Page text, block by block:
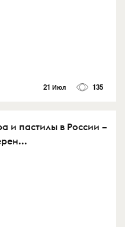
21 Июл 135
и пастилы в России –